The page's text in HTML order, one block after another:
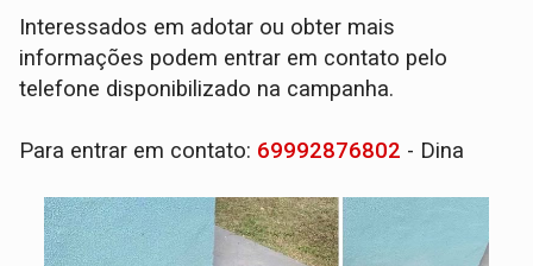
Interessados em adotar ou obter mais
informações podem entrar em contato pelo
telefone disponibilizado na campanha.
Para entrar em contato: 69992876802 - Dina